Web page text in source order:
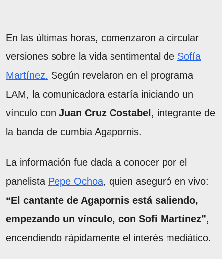
En las últimas horas, comenzaron a circular
versiones sobre la vida sentimental de Sofía
Martínez. Según revelaron en el programa
LAM, la comunicadora estaría iniciando un
vínculo con Juan Cruz Costabel , integrante de
la banda de cumbia Agapornis.
La información fue dada a conocer por el
panelista Pepe Ochoa, quien aseguró en vivo:
“El cantante de Agapornis está saliendo,
empezando un vínculo, con Sofi Martínez”,
encendiendo rápidamente el interés mediático.